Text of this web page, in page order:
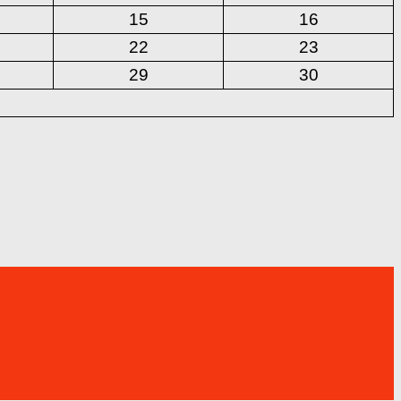
15
16
22
23
29
30